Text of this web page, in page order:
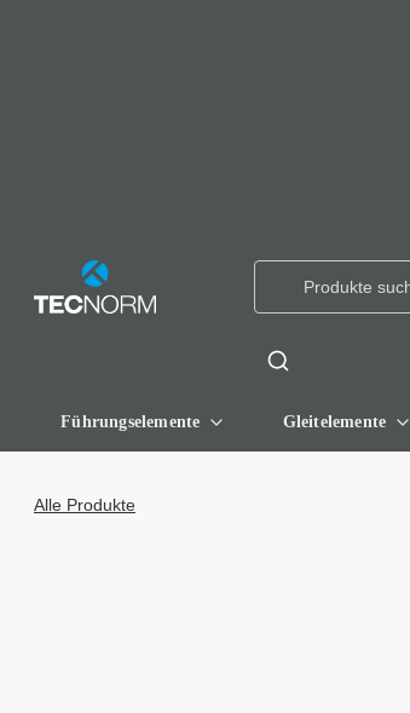
Führungselemente Gleitelemente
Alle Produkte